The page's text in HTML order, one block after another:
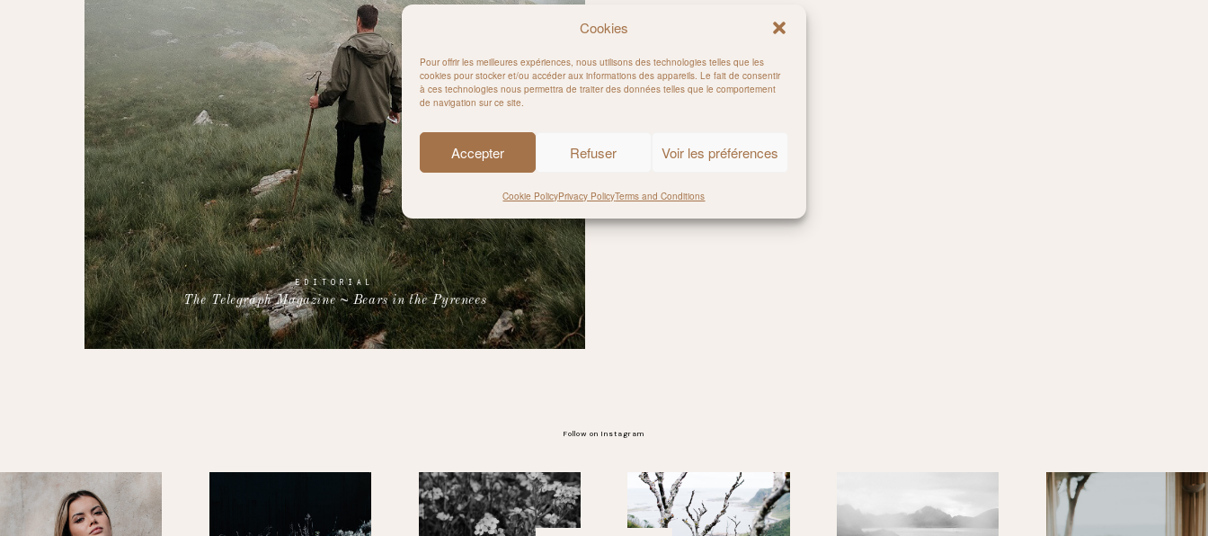
Cookies
Pour offrir les meilleures expériences, nous utilisons des technologies telles que les
cookies pour stocker et/ou accéder aux informations des appareils. Le fait de consentir
à ces technologies nous permettra de traiter des données telles que le comportement
de navigation sur ce site.
Accepter Refuser Voir les préférences
Cookie PolicyPrivacy PolicyTerms and Conditions
EDITORIAL
The Telegraph Magazine ~ Bears in the Pyrenees
Follow on Instagram